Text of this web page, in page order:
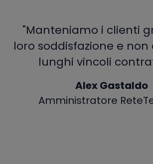
"Manteniamo i clienti
loro soddisfazione e
lunghi vincoli
Alex Gastaldo
Amministratore